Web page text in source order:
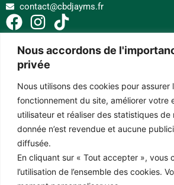
Nous accordons de
privée
Nous utilisons des cookies pour assurer
fonctionnement du site, améliorer votre
utilisateur et réaliser des statistiques de
donnée n’est revendue et aucune
diffusée.
En cliquant sur « Tout accepter », vous
l’utilisation de l’ensemble des cookies.
contact@cbdjayms.fr
Les compléments alimentaires ne substituent
Un régime équilibré et un mode de vie sain
les doses journalières recommandées et
enfants. Ces produits ne sont pas adaptés
allaitantes, ni aux enfants et adolescents.
produits à base de CBD, il est conseillé de
raisons légales, nous ne pouvons fournir